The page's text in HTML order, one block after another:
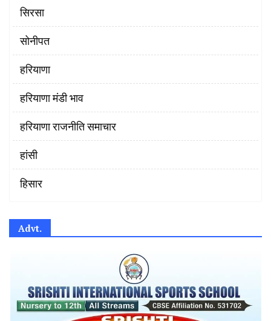
सिरसा
सोनीपत
हरियाणा
हरियाणा मंडी भाव
हरियाणा राजनीति समाचार
हांसी
हिसार
Advt.